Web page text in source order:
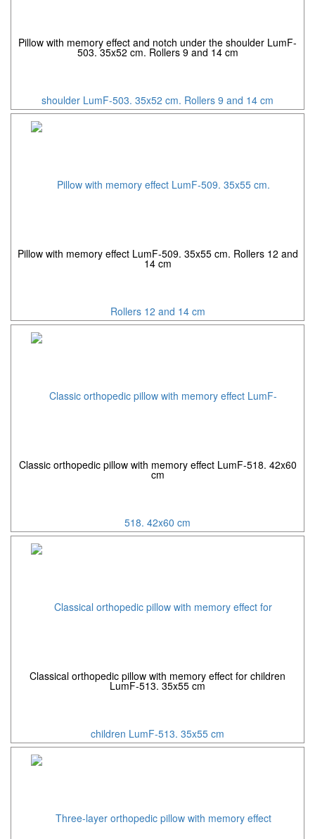
Pillow with memory effect and notch under the shoulder LumF-
503. 35x52 cm. Rollers 9 and 14 cm
Pillow with memory effect LumF-509. 35x55 cm. Rollers 12 and
14 cm
Classic orthopedic pillow with memory effect LumF-518. 42x60
cm
Classical orthopedic pillow with memory effect for children
LumF-513. 35x55 cm